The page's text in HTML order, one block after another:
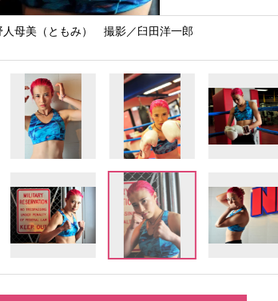
人母美（ともみ） 撮影／臼田洋一郎